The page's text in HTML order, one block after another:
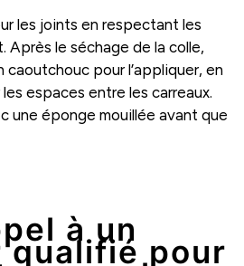
les joints en respectant les
le séchage de la colle,
pour l’appliquer, en
espaces entre les carreaux.
une éponge mouillée avant que
à un
qualifié pour